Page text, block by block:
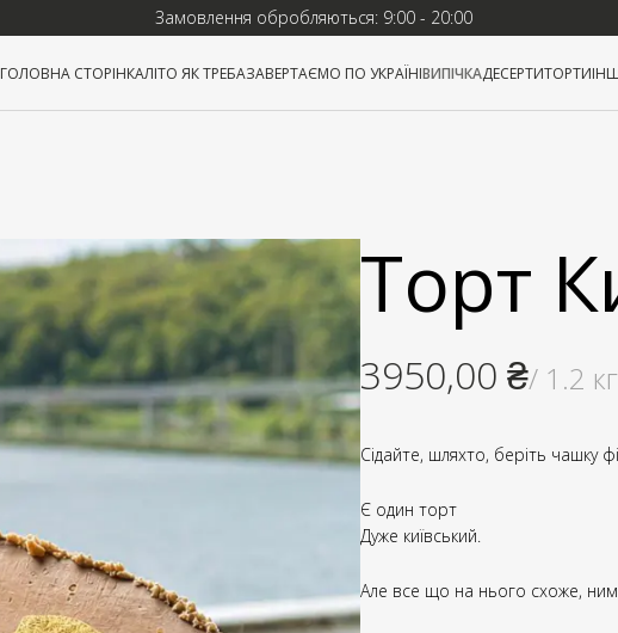
Замовлення обробляються: 9:00 - 20:00
ГОЛОВНА СТОРІНКАЛІТО ЯК ТРЕБАЗАВЕРТАЄМО ПО УКРАЇНІВИПІЧКАДЕСЕРТИТОРТИ
Торт
3950,00 ₴/ 1.2 кг
Сідайте, шляхто, беріть чашку
Є один торт
Дуже київський.
Але все що на нього схоже,